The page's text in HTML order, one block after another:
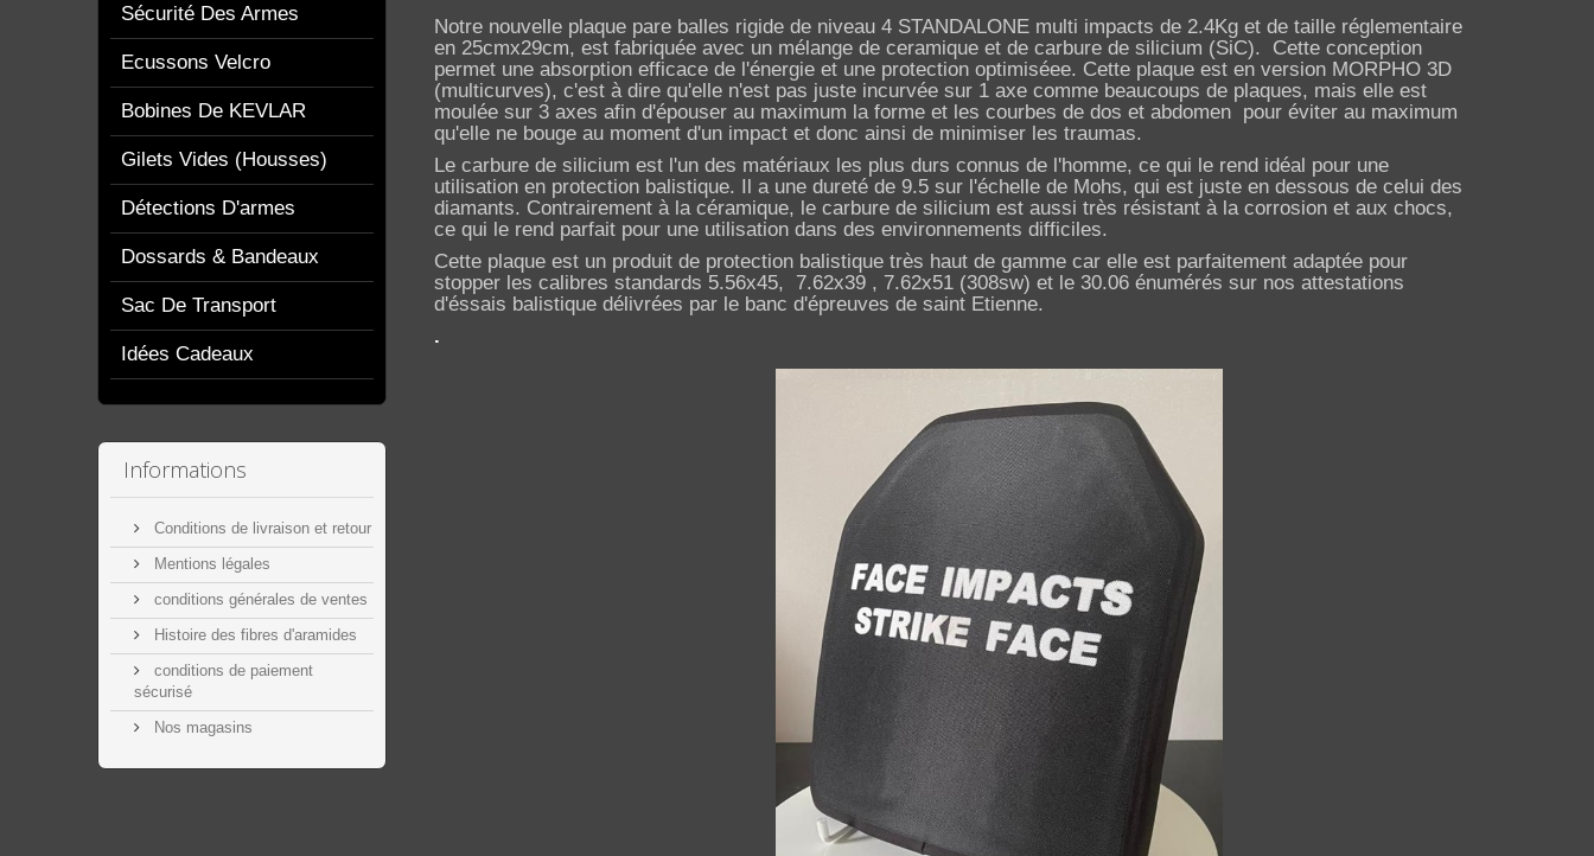
Sécurité Des Armes
Ecussons Velcro
Bobines De KEVLAR
Gilets Vides (housses)
Détections D'armes
Dossards & Bandeaux
Sac De Transport
Idées Cadeaux
Informations
Conditions de livraison et retour
Mentions légales
conditions générales de ventes
Histoire des fibres d'aramides
conditions de paiement
sécurisé
Nos magasins
Notre nouvelle plaque pare balles rigide de niveau 4 STANDALONE multi impacts de 2.4Kg et de taille réglementaire
en 25cmx29cm, est fabriquée avec un mélange de ceramique et de carbure de silicium (SiC). Cette conception
permet une absorption efficace de l'énergie et une protection optimiséee. Cette plaque est en version MORPHO 3D
(multicurves), c'est à dire qu'elle n'est pas juste incurvée sur 1 axe comme beaucoups de plaques, mais elle est
moulée sur 3 axes afin d'épouser au maximum la forme et les courbes de dos et abdomen pour éviter au maximum
qu'elle ne bouge au moment d'un impact et donc ainsi de minimiser les traumas.
Le carbure de silicium est l'un des matériaux les plus durs connus de l'homme, ce qui le rend idéal pour une
utilisation en protection balistique. Il a une dureté de 9.5 sur l'échelle de Mohs, qui est juste en dessous de celui des
diamants. Contrairement à la céramique, le carbure de silicium est aussi très résistant à la corrosion et aux chocs,
ce qui le rend parfait pour une utilisation dans des environnements difficiles.
Cette plaque est un produit de protection balistique très haut de gamme car elle est parfaitement adaptée pour
stopper les calibres standards 5.56x45, 7.62x39 , 7.62x51 (308sw) et le 30.06 énumérés sur nos attestations
d'éssais balistique délivrées par le banc d'épreuves de saint Etienne.
.